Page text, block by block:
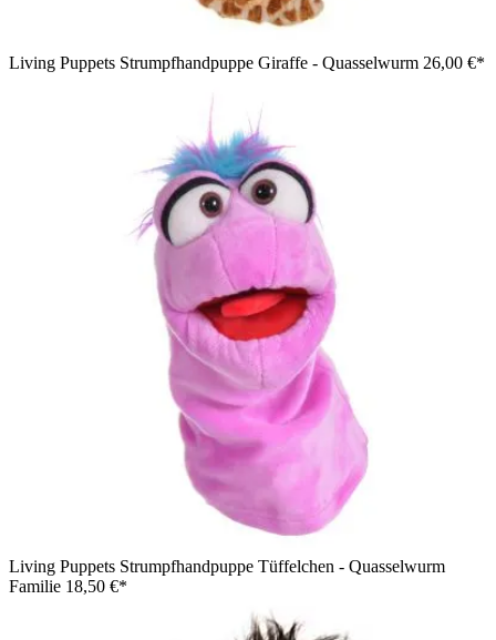
Living Puppets Strumpfhandpuppe Giraffe - Quasselwurm 26,00 €*
Living Puppets Strumpfhandpuppe Tüffelchen - Quasselwurm
Familie 18,50 €*